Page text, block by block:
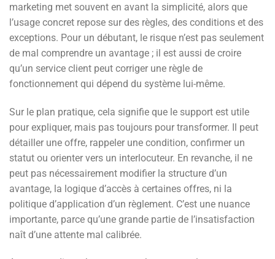
marketing met souvent en avant la simplicité, alors que
l’usage concret repose sur des règles, des conditions et des
exceptions. Pour un débutant, le risque n’est pas seulement
de mal comprendre un avantage ; il est aussi de croire
qu’un service client peut corriger une règle de
fonctionnement qui dépend du système lui-même.
Sur le plan pratique, cela signifie que le support est utile
pour expliquer, mais pas toujours pour transformer. Il peut
détailler une offre, rappeler une condition, confirmer un
statut ou orienter vers un interlocuteur. En revanche, il ne
peut pas nécessairement modifier la structure d’un
avantage, la logique d’accès à certaines offres, ni la
politique d’application d’un règlement. C’est une nuance
importante, parce qu’une grande partie de l’insatisfaction
naît d’une attente mal calibrée.